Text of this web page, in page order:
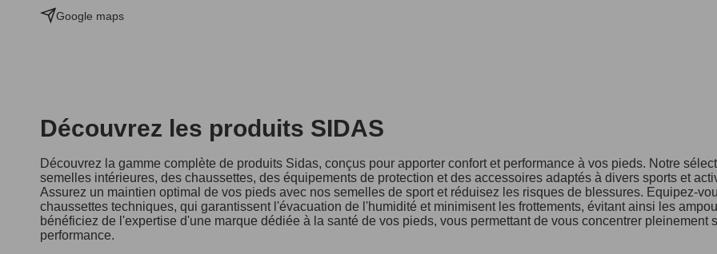
Google maps
Découvrez les produits SIDAS
Découvrez la gamme complète de produits Sidas, conçus pour apporter confort et performance à vos pieds. Notre
semelles intérieures, des chaussettes, des équipements de protection et des accessoires adaptés à divers sports et
Assurez un maintien optimal de vos pieds avec nos semelles de sport et réduisez les risques de blessures. Equipez-
chaussettes techniques, qui garantissent l'évacuation de l'humidité et minimisent les frottements, évitant ainsi les
bénéficiez de l'expertise d'une marque dédiée à la santé de vos pieds, vous permettant de vous concentrer pleinement
performance.